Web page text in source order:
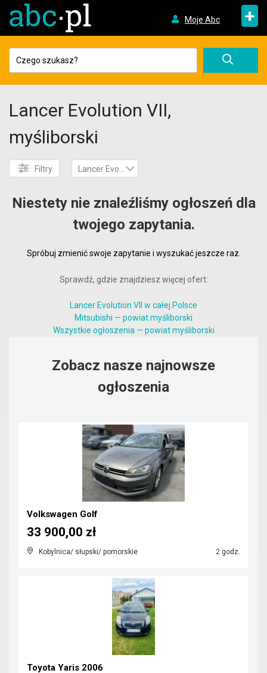
Moje Abc +
Lancer Evolution VII,
myśliborski
Filtry Lancer Evolution VII
Niestety nie znaleźliśmy ogłoszeń dla
twojego zapytania.
Spróbuj zmienić swoje zapytanie i wyszukać jeszcze raz.
Sprawdź, gdzie znajdziesz więcej ofert:
Lancer Evolution VII w całej Polsce
Mitsubishi — powiat myśliborski
Wszystkie ogłoszenia — powiat myśliborski
Zobacz nasze najnowsze
ogłoszenia
Volkswagen Golf
Kobylnica/ słupski/ pomorskie 2 godz.
33 900,00 zł
Toyota Yaris 2006